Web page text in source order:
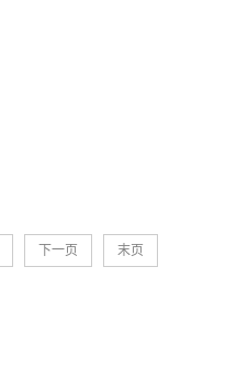
下一页 末页